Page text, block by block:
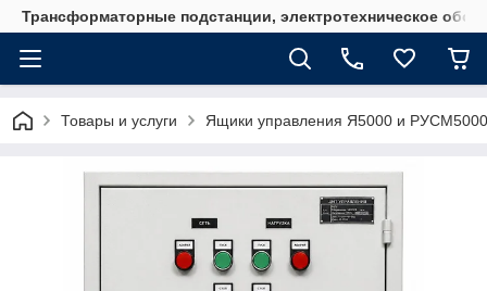
Трансформаторные подстанции, электротехническое
Товары и услуги Ящики управления Я5000 и РУСМ5000